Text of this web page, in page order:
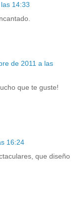
14:33
de 2011 a las
que te guste!
16:24
que diseño